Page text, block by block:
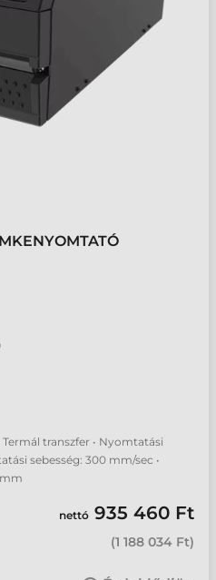
transzfer • Nyomtatási
sebesség: 300 mm/sec •
mm
nettó 935 460 Ft
(1 188 034 Ft)